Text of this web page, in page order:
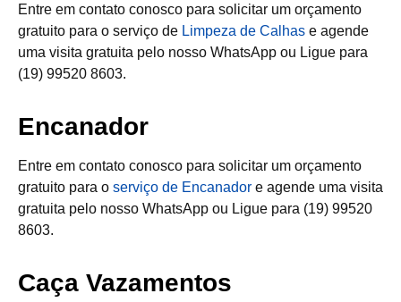
Entre em contato conosco para solicitar um orçamento
gratuito para o serviço de Limpeza de Calhas e agende
uma visita gratuita pelo nosso WhatsApp ou Ligue para
(19) 99520 8603.
Encanador
Entre em contato conosco para solicitar um orçamento
gratuito para o serviço de Encanador e agende uma visita
gratuita pelo nosso WhatsApp ou Ligue para (19) 99520
8603.
Caça Vazamentos